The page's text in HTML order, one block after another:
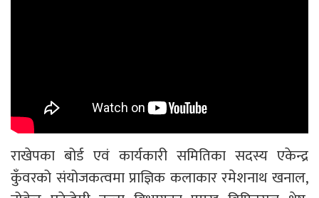
राखेपका बोर्ड एवं कार्यकारी समितिका सदस्य एकेन्द्र
कुँवरको संयोजकत्वमा प्राज्ञिक कलाकार रमेशनाथ खनाल,